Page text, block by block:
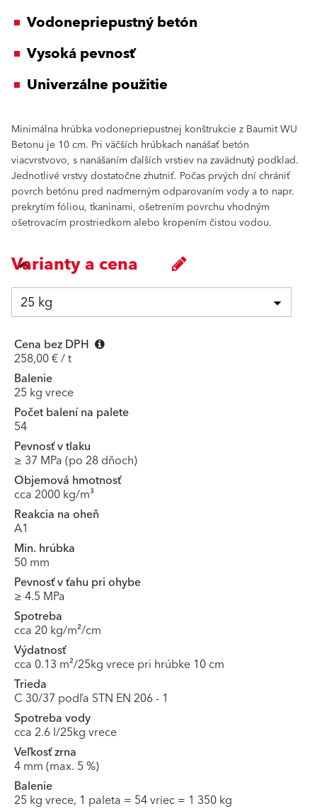
Vodonepriepustný betón
Vysoká pevnosť
Univerzálne použitie
Minimálna hrúbka vodonepriepustnej konštrukcie z Baumit WU
Betonu je 10 cm. Pri väčších hrúbkach nanášať betón
viacvrstvovo, s nanášaním ďalších vrstiev na zavädnutý podklad.
Jednotlivé vrstvy dostatočne zhutniť. Počas prvých dní chrániť
povrch betónu pred nadmerným odparovaním vody a to napr.
prekrytím fóliou, tkaninami, ošetrením povrchu vhodným
ošetrovacím prostriedkom alebo kropením čistou vodou.
Varianty a cena
25 kg
Cena bez DPH
258,00 € / t
Balenie
25 kg vrece
Počet balení na palete
54
Pevnosť v tlaku
≥ 37 MPa (po 28 dňoch)
Objemová hmotnosť
cca 2000 kg/m³
Reakcia na oheň
A1
Min. hrúbka
50 mm
Pevnosť v ťahu pri ohybe
≥ 4.5 MPa
Spotreba
cca 20 kg/m²/cm
Výdatnosť
cca 0.13 m²/25kg vrece pri hrúbke 10 cm
Trieda
C 30/37 podľa STN EN 206 - 1
Spotreba vody
cca 2.6 l/25kg vrece
Veľkosť zrna
4 mm (max. 5 %)
Balenie
25 kg vrece, 1 paleta = 54 vriec = 1 350 kg